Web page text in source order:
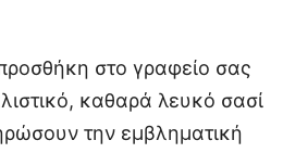
στο γραφείο σας
καθαρά λευκό σασί
την εμβληματική